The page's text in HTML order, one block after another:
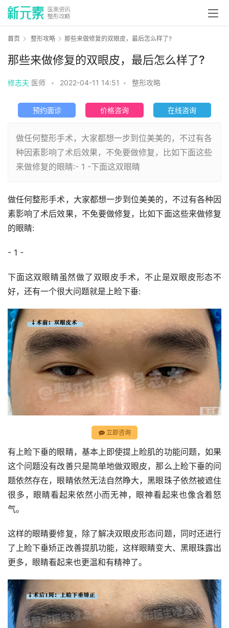
首页 整形攻略 那些来做修复的双眼皮，最后怎么样了?
那些来做修复的双眼皮，最后怎么样了?
修志夫 医师 • 2022-04-11 14:51 • 整形攻略
预约面诊 价格咨询 在线咨询
做任何整形手术，大家都想一步到位美美的，不过有各
种因素影响了术后效果，不免要做修复，比如下面这些
来做修复的眼睛:- 1 -下面这双眼睛
做任何整形手术，大家都想一步到位美美的，不过有各种因
素影响了术后效果，不免要做修复，比如下面这些来做修复
的眼睛:
- 1 -
下面这双眼睛虽然做了双眼皮手术，不止是双眼皮形态不
好，还有一个很大问题就是上睑下垂:
立即咨询
有上睑下垂的眼睛，基本上即使提上睑肌的功能问题，如果
这个问题没有改善只是简单地做双眼皮，那么上睑下垂的问
题依然存在，眼睛依然无法自然睁大，黑眼珠子依然被遮住
很多，眼睛看起来依然小而无神，眼神看起来也像含着怒
气。
这样的眼睛要修复，除了解决双眼皮形态问题，同时还进行
了上睑下垂矫正改善提肌功能，这样眼睛变大、黑眼珠露出
更多，眼睛看起来也更温和有精神了。